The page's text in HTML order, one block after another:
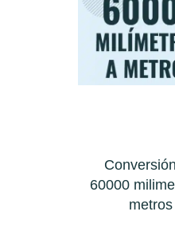
60000
metros